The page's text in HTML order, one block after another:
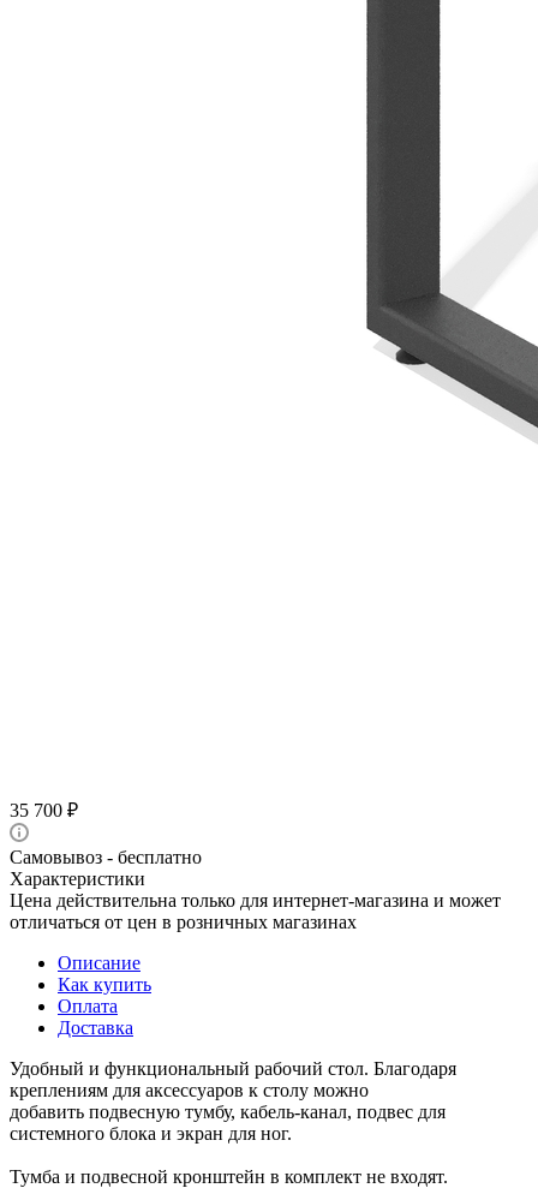
35 700 ₽
Самовывоз - бесплатно
Характеристики
Цена действительна только для интернет-магазина и может
отличаться от цен в розничных магазинах
Описание
Как купить
Оплата
Доставка
Удобный и функциональный рабочий стол. Благодаря
креплениям для аксессуаров к столу можно
добавить подвесную тумбу, кабель-канал, подвес для
системного блока и экран для ног.
Тумба и подвесной кронштейн в комплект не входят.